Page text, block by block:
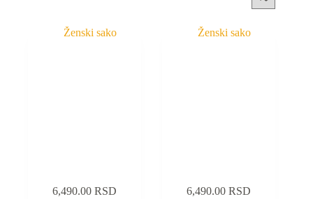
6,490.00RSD
6,490.00RSD